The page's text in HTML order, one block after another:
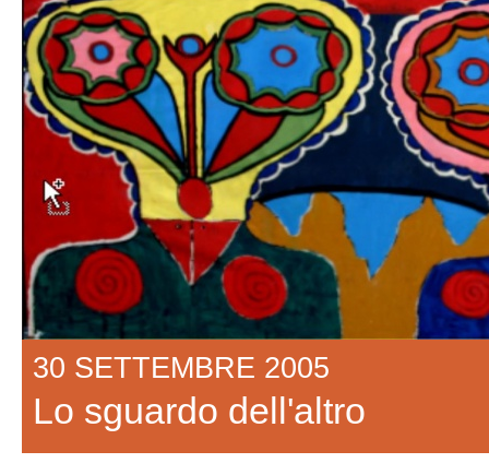
30 SETTEMBRE 2005
Lo sguardo dell'altro